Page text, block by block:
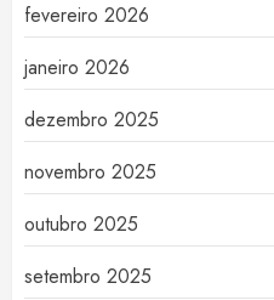
fevereiro 2026
janeiro 2026
dezembro 2025
novembro 2025
outubro 2025
setembro 2025